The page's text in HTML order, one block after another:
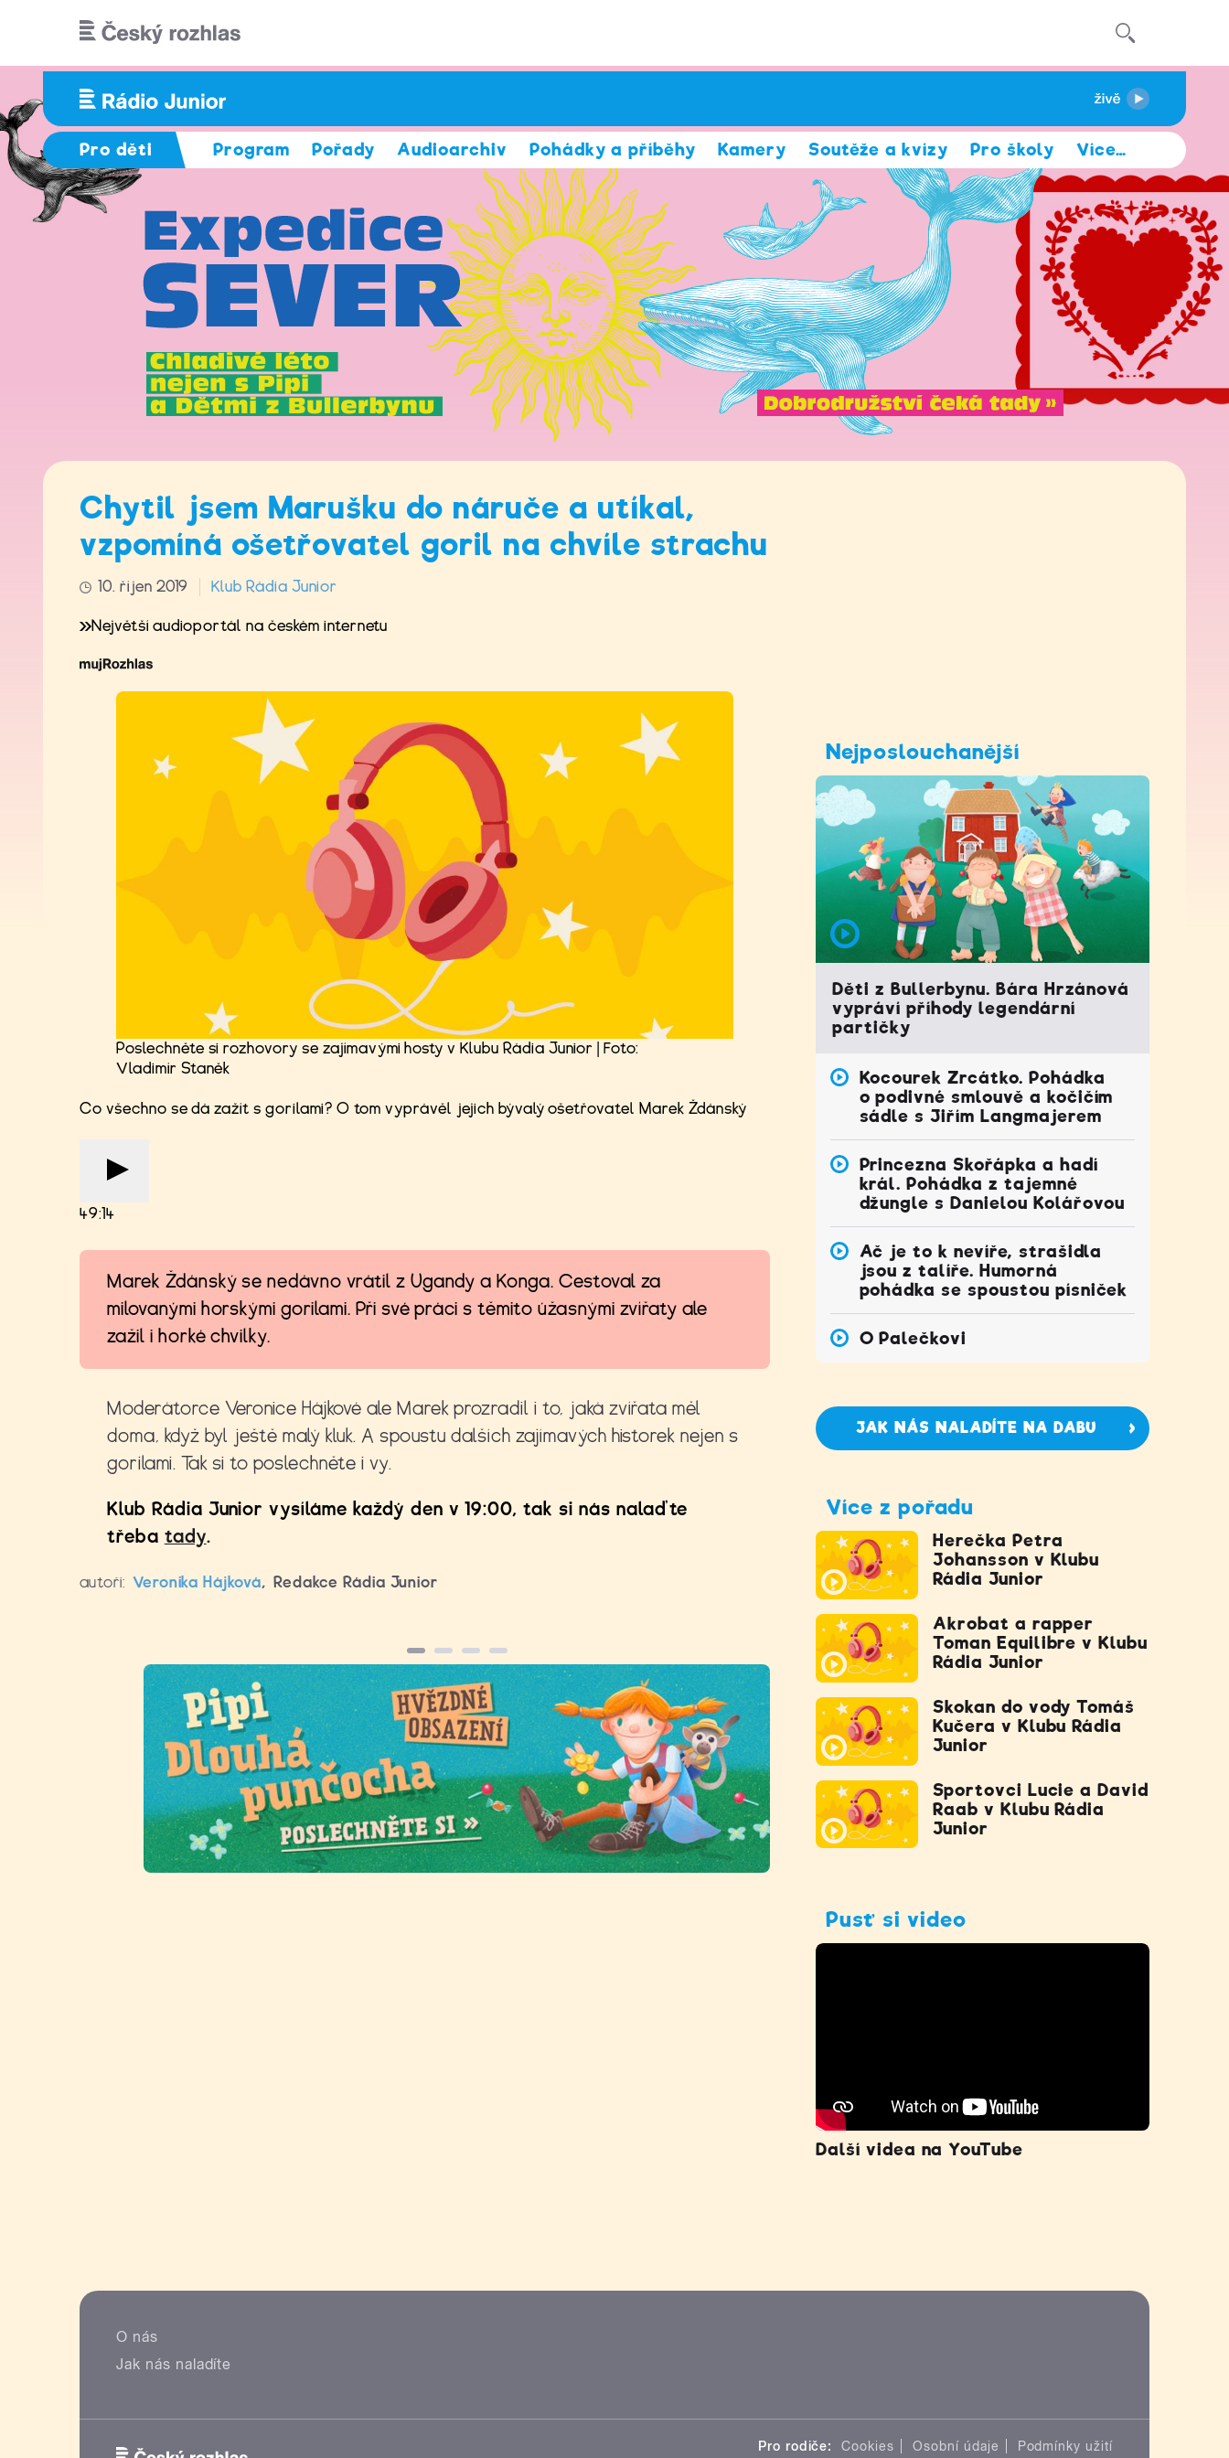
Pro děti Program Pořady Audioarchiv Pohádky a příběhy Kamery Soutěže a kvízy Pro školy Více…
Chytil jsem Marušku do náruče a utíkal,
vzpomíná ošetřovatel goril na chvíle strachu
10. říjen 2019 Klub Rádia Junior
Největší audioportál na českém internetu
Poslechněte si rozhovory se zajímavými hosty v Klubu Rádia Junior | Foto:
Vladimír Staněk
Co všechno se dá zažít s gorilami? O tom vyprávěl jejich bývalý ošetřovatel Marek Ždánský
49:14
Marek Ždánský se nedávno vrátil z Ugandy a Konga. Cestoval za
milovanými horskými gorilami. Při své práci s těmito úžasnými zvířaty ale
zažil i horké chvilky.
Moderátorce Veronice Hájkové ale Marek prozradil i to, jaká zvířata měl
doma, když byl ještě malý kluk. A spoustu dalších zajímavých historek nejen s
gorilami. Tak si to poslechněte i vy.
Klub Rádia Junior vysíláme každý den v 19:00, tak si nás nalaďte
třeba tady.
autoři: Veronika Hájková, Redakce Rádia Junior
Nejposlouchanější
Děti z Bullerbynu. Bára Hrzánová
vypráví příhody legendární
partičky
Kocourek Zrcátko. Pohádka
o podivné smlouvě a kočičím
sádle s Jiřím Langmajerem
Princezna Skořápka a hadí
král. Pohádka z tajemné
džungle s Danielou Kolářovou
Ač je to k nevíře, strašidla
jsou z talíře. Humorná
pohádka se spoustou písniček
O Palečkovi
JAK NÁS NALADÍTE NA DABU
Více z pořadu
Herečka Petra
Johansson v Klubu
Rádia Junior
Akrobat a rapper
Toman Equilibre v Klubu
Rádia Junior
Skokan do vody Tomáš
Kučera v Klubu Rádia
Junior
Sportovci Lucie a David
Raab v Klubu Rádia
Junior
Pusť si video
Další videa na YouTube
O nás
Jak nás naladíte
Pro rodiče: Cookies Osobní údaje Podmínky užití